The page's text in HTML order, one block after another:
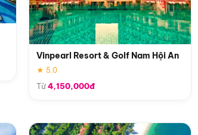
Vinpearl Resort & Golf Nam Hội An
★ 5.0
Từ4,150,000đ